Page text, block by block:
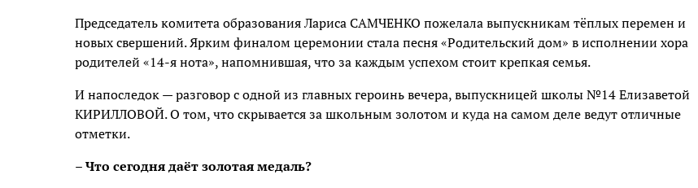
Председатель комитета образования Лариса САМЧЕНКО пожелала выпускникам тёплых перемен и
новых свершений. Ярким финалом церемонии стала песня «Родительский дом» в исполнении хора
родителей «14-я нота», напомнившая, что за каждым успехом стоит крепкая семья.
И напоследок — разговор с одной из главных героинь вечера, выпускницей школы №14 Елизаветой
КИРИЛЛОВОЙ. О том, что скрывается за школьным золотом и куда на самом деле ведут отличные
отметки.
– Что сегодня даёт золотая медаль?